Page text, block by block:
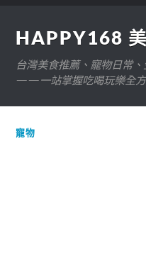
HAPPY168
台灣美食推薦、寵物日常
——一站掌握吃喝玩樂全方
寵物